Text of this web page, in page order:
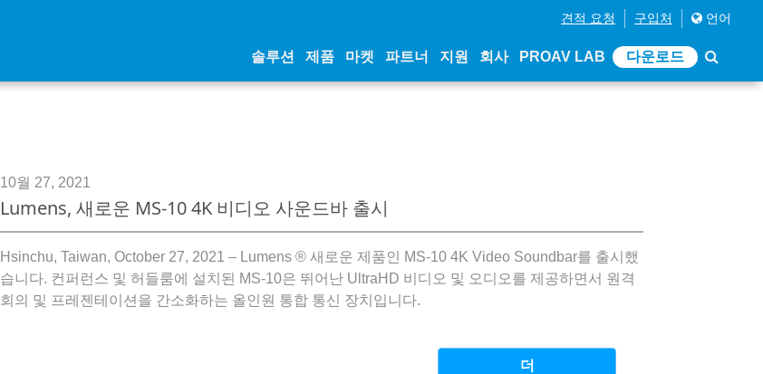
견적 요청 구입처 언어
솔루션 제품 마켓 파트너 지원 회사 PROAV LAB 다운로드
10월 27, 2021
Lumens, 새로운 MS-10 4K 비디오 사운드바 출시
Hsinchu, Taiwan, October 27, 2021 – Lumens ® 새로운 제품인 MS-10 4K Video Soundbar를 출시했
습니다. 컨퍼런스 및 허들룸에 설치된 MS-10은 뛰어난 UltraHD 비디오 및 오디오를 제공하면서 원격
회의 및 프레젠테이션을 간소화하는 올인원 통합 통신 장치입니다.
더